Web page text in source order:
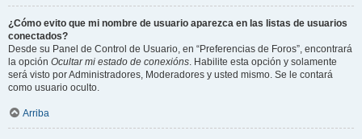
¿Cómo evito que mi nombre de usuario aparezca en las listas de usuarios
conectados?
Desde su Panel de Control de Usuario, en “Preferencias de Foros”, encontrará
la opción Ocultar mi estado de conexións. Habilite esta opción y solamente
será visto por Administradores, Moderadores y usted mismo. Se le contará
como usuario oculto.
Arriba